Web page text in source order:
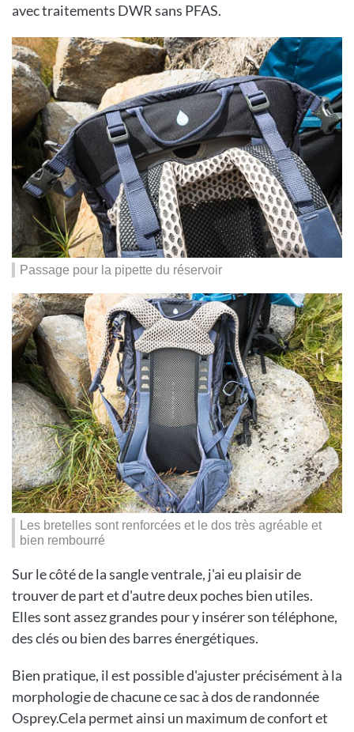
avec traitements DWR sans PFAS.
Passage pour la pipette du réservoir
Les bretelles sont renforcées et le dos très agréable et
bien rembourré
Sur le côté de la sangle ventrale, j'ai eu plaisir de
trouver de part et d'autre deux poches bien utiles.
Elles sont assez grandes pour y insérer son téléphone,
des clés ou bien des barres énergétiques.
Bien pratique, il est possible d'ajuster précisément à la
morphologie de chacune ce sac à dos de randonnée
Osprey.Cela permet ainsi un maximum de confort et